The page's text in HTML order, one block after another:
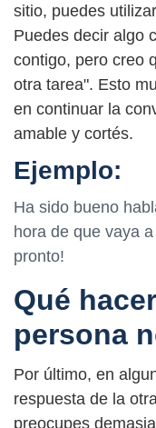
sitio, puedes
Puedes decir algo
contigo, pero creo
otra tarea". Esto
en continuar la
amable y cortés.
Ejemplo:
Ha sido bueno
hora de que vaya
pronto!
Qué
persona
Por último, en
respuesta de la
preocupes